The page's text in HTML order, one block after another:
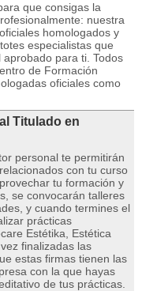
que consigas la
nuestra
homologados y
especialistas que
para ti. Todos
de Formación
oficiales como
Titulado en
personal te permitirán
con tu curso
tu formación y
se convocarán talleres
y cuando termines el
prácticas
Estétika, Estética
finalizadas las
estas firmas tienen las
con la que hayas
de tus prácticas.